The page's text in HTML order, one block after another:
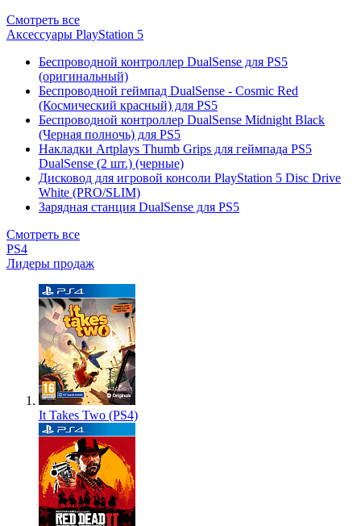
Смотреть все
Аксессуары PlayStation 5
Беспроводной контроллер DualSense для PS5
(оригинальный)
Беспроводной геймпад DualSense - Cosmic Red
(Космический красный) для PS5
Беспроводной контроллер DualSense Midnight Black
(Черная полночь) для PS5
Накладки Artplays Thumb Grips для геймпада PS5
DualSense (2 шт.) (черные)
Дисковод для игровой консоли PlayStation 5 Disc Drive
White (PRO/SLIM)
Зарядная станция DualSense для PS5
Смотреть все
PS4
Лидеры продаж
It Takes Two (PS4)